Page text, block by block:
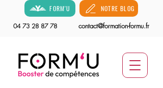
FORM'U NOTRE BLOG
04 73 28 87 78 contact@formation-formu.fr